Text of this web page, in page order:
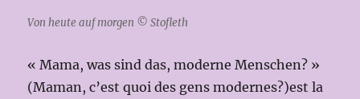
Von heute auf morgen © Stofleth
« Mama, was sind das, moderne Menschen? »
(Maman, c’est quoi des gens modernes?)est la